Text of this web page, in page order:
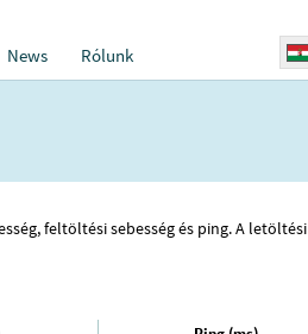
News
Rólunk
feltöltési sebesség és ping. A letöltési